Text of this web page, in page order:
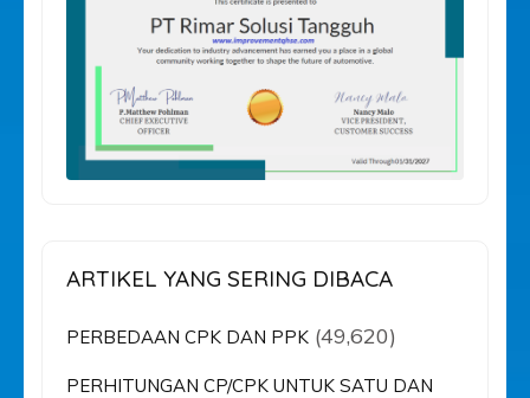
ARTIKEL YANG SERING DIBACA
PERBEDAAN CPK DAN PPK (49,620)
PERHITUNGAN CP/CPK UNTUK SATU DAN